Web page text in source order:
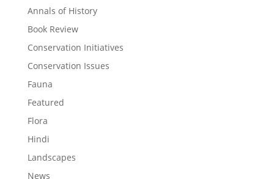
Annals of History
Book Review
Conservation Initiatives
Conservation Issues
Fauna
Featured
Flora
Hindi
Landscapes
News